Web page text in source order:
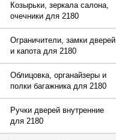
Козырьки, зеркала салона,
очечники для 2180
Ограничители, замки дверей
и капота для 2180
Облицовка, органайзеры и
полки багажника для 2180
Ручки дверей внутренние
для 2180